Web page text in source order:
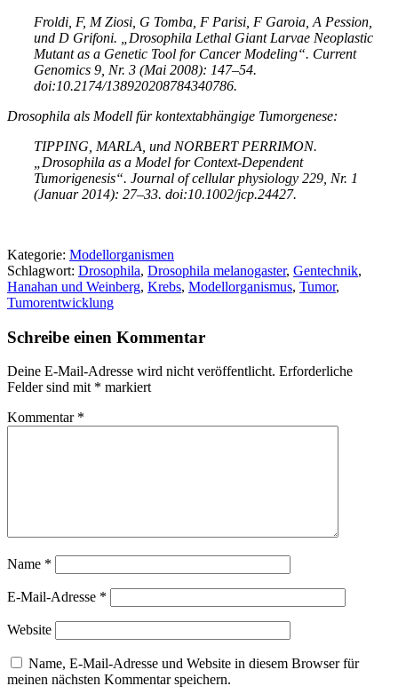
Froldi, F, M Ziosi, G Tomba, F Parisi, F Garoia, A Pession,
und D Grifoni. „Drosophila Lethal Giant Larvae Neoplastic
Mutant as a Genetic Tool for Cancer Modeling“. Current
Genomics 9, Nr. 3 (Mai 2008): 147–54.
doi:10.2174/138920208784340786.
Drosophila als Modell für kontextabhängige Tumorgenese:
TIPPING, MARLA, und NORBERT PERRIMON.
„Drosophila as a Model for Context-Dependent
Tumorigenesis“. Journal of cellular physiology 229, Nr. 1
(Januar 2014): 27–33. doi:10.1002/jcp.24427.
Kategorie: Modellorganismen
Schlagwort: Drosophila, Drosophila melanogaster, Gentechnik,
Hanahan und Weinberg, Krebs, Modellorganismus, Tumor,
Tumorentwicklung
Schreibe einen Kommentar
Deine E-Mail-Adresse wird nicht veröffentlicht. Erforderliche
Felder sind mit * markiert
Kommentar *
Name *
E-Mail-Adresse *
Website
Name, E-Mail-Adresse und Website in diesem Browser für
meinen nächsten Kommentar speichern.